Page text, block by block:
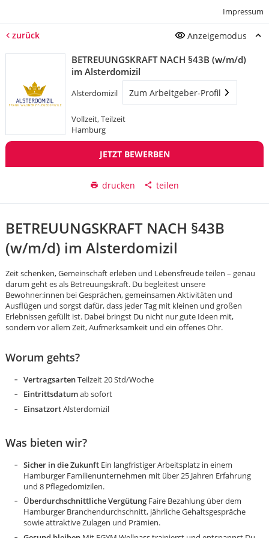
Impressum
zurück Anzeigemodus
BETREUUNGSKRAFT NACH §43B (w/m/d)
im Alsterdomizil
Alsterdomizil Zum Arbeitgeber-Profil
Vollzeit, Teilzeit
Hamburg
JETZT BEWERBEN
drucken teilen
BETREUUNGSKRAFT NACH §43B
(w/m/d) im Alsterdomizil
Zeit schenken, Gemeinschaft erleben und Lebensfreude teilen – genau
darum geht es als Betreuungskraft. Du begleitest unsere
Bewohner:innen bei Gesprächen, gemeinsamen Aktivitäten und
Ausflügen und sorgst dafür, dass jeder Tag mit kleinen und großen
Erlebnissen gefüllt ist. Dabei bringst Du nicht nur gute Ideen mit,
sondern vor allem Zeit, Aufmerksamkeit und ein offenes Ohr.
Worum gehts?
VertragsartenTeilzeit 20 Std/Woche
Eintrittsdatumab sofort
EinsatzortAlsterdomizil
Was bieten wir?
Sicher in die ZukunftEin langfristiger Arbeitsplatz in einem
Hamburger Familienunternehmen mit über 25 Jahren Erfahrung
und 8 Pflegedomizilen.
Überdurchschnittliche VergütungFaire Bezahlung über dem
Hamburger Branchendurchschnitt, jährliche Gehaltsgespräche
sowie attraktive Zulagen und Prämien.
Karte anzeigen